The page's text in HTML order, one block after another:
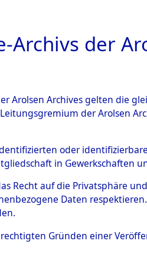
ARCHIVALE ÜBERSICHT
Haag/
(84598508)
0088 (84598508)
der
Arolsen Archives gelten die
der Arolsen
oder
in Gewerkschaften
Recht auf die Privatsphäre
Daten
Gründen einer